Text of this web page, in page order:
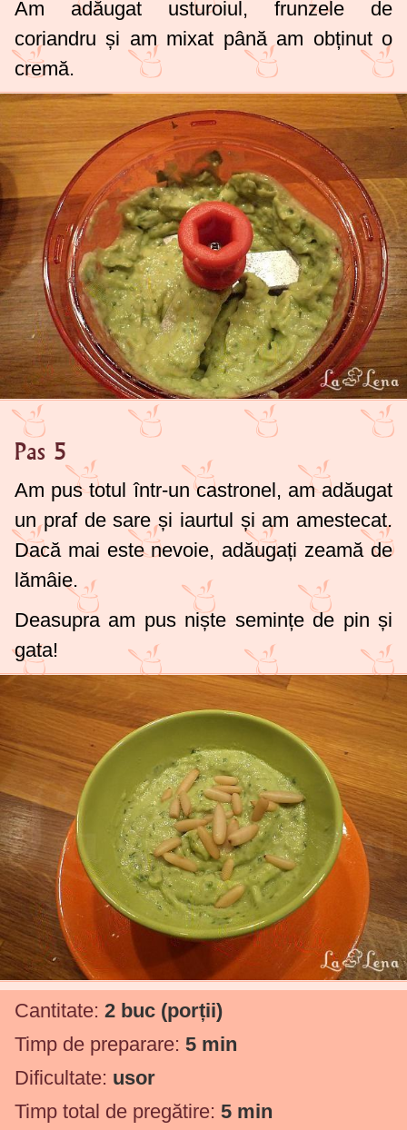
Am adăugat usturoiul, frunzele de
coriandru și am mixat până am obținut o
cremă.
Pas 5
Am pus totul într-un castronel, am adăugat
un praf de sare și iaurtul și am amestecat.
Dacă mai este nevoie, adăugați zeamă de
lămâie.
Deasupra am pus niște semințe de pin și
gata!
Cantitate: 2 buc (porții)
Timp de preparare: 5 min
Dificultate: usor
Timp total de pregătire: 5 min